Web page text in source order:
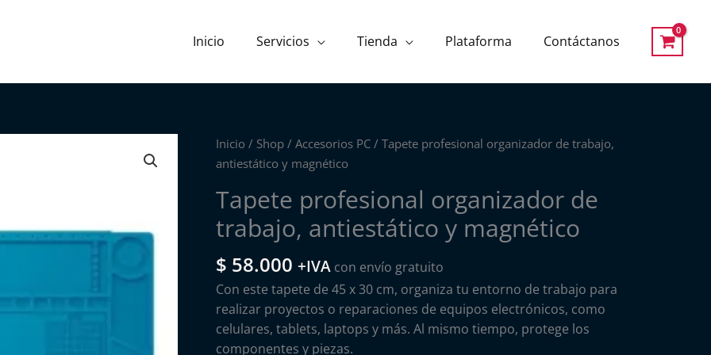
Inicio Servicios Tienda Plataforma Contáctanos
Inicio / Shop / Accesorios PC / Tapete profesional organizador de trabajo,
antiestático y magnético
Tapete profesional organizador de
trabajo, antiestático y magnético
$ 58.000 +IVA con envío gratuito
Con este tapete de 45 x 30 cm, organiza tu entorno de trabajo para
realizar proyectos o reparaciones de equipos electrónicos, como
celulares, tablets, laptops y más. Al mismo tiempo, protege los
componentes y piezas.